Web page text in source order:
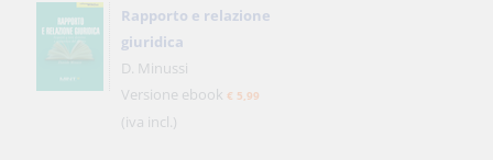
Rapporto e relazione
giuridica
D. Minussi
Versione ebook € 5,99
(iva incl.)